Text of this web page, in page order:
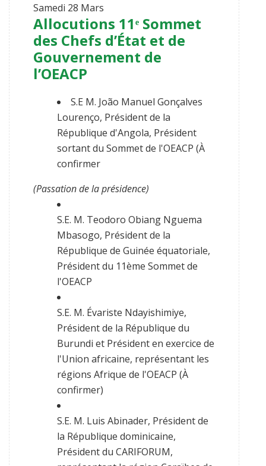
Samedi 28 Mars
Allocutions 11ᵉ Sommet
des Chefs d’État et de
Gouvernement de
l’OEACP
S.E M. João Manuel Gonçalves
Lourenço, Président de la
République d'Angola, Président
sortant du Sommet de l'OEACP (À
confirmer
(Passation de la présidence)
S.E. M. Teodoro Obiang Nguema
Mbasogo, Président de la
République de Guinée équatoriale,
Président du 11ème Sommet de
l'OEACP
S.E. M. Évariste Ndayishimiye,
Président de la République du
Burundi et Président en exercice de
l'Union africaine, représentant les
régions Afrique de l'OEACP (À
confirmer)
S.E. M. Luis Abinader, Président de
la République dominicaine,
Président du CARIFORUM,